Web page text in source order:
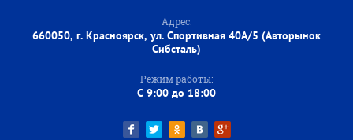
Адрес:
660050, г. Красноярск, ул. Спортивная 40А/5 (Авторынок
Сибсталь)
Режим работы:
C 9:00 до 18:00